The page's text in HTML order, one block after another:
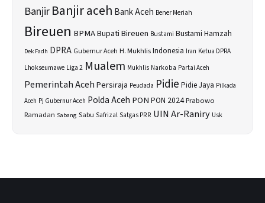
BanjirBanjir aceh Bank Aceh Bener Meriah
Bireuen BPMABupati Bireuen Bustami Bustami Hamzah
Dek Fadh DPRA Gubernur Aceh H. MukhlisIndonesia Iran Ketua DPRA
Lhokseumawe Liga 2 Mualem Mukhlis Narkoba Partai Aceh
Pemerintah AcehPersiraja Peudada Pidie Pidie Jaya Pilkada
Aceh Pj Gubernur Aceh Polda Aceh PON PON 2024Prabowo
Ramadan Sabang Sabu Safrizal Satgas PRR UIN Ar-Raniry Usk